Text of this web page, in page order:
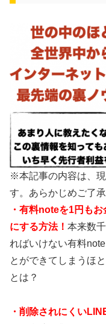
※本記事の内容は、
す。あらかじめご了承
・有料noteを1円も
にする方法！ 本来数
ればいけない有料
とができてしまうほ
とは？
・ 削除されにくい